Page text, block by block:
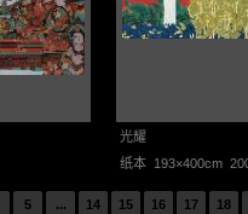
光耀
纸本 193×400cm
5 ... 14 15 16 17 18